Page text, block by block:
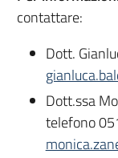
contattare:
Dott.
Dott.ssa
telefono